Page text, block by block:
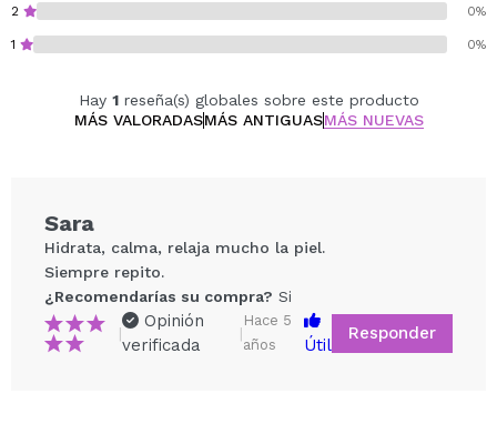
2 0%
1 0%
Hay 1reseña(s) globales sobre este producto
MÁS VALORADASMÁS ANTIGUASMÁS NUEVAS
Sara
Hidrata, calma, relaja mucho la piel.
Siempre repito.
¿Recomendarías su compra? Si
|
Opinión
verificada
|
Hace 5
años
Útil
Responder